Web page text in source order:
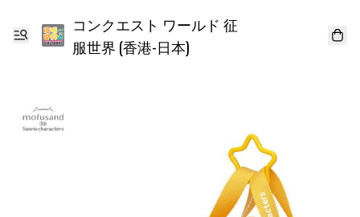
コンクエスト ワールド 征
服世界 (香港-日本)